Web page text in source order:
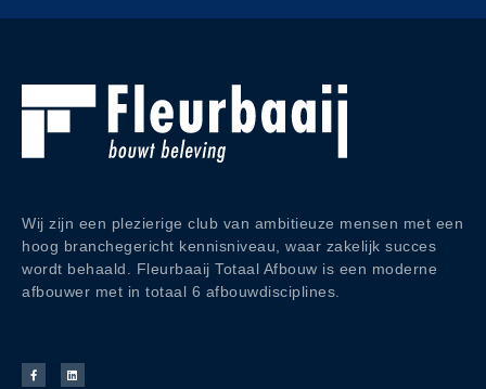
Wij zijn een plezierige club van ambitieuze mensen met een
hoog branchegericht kennisniveau, waar zakelijk succes
wordt behaald. Fleurbaaij Totaal Afbouw is een moderne
afbouwer met in totaal 6 afbouwdisciplines.